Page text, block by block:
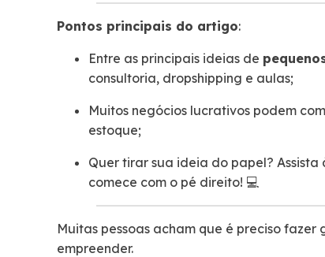
Pontos principais do artigo:
Entre as principais ideias de
consultoria, dropshipping e aulas;
Muitos negócios lucrativos podem
estoque;
Quer tirar sua ideia do papel? Assista
comece com o pé direito! 💻
Muitas pessoas acham que é preciso
empreender.